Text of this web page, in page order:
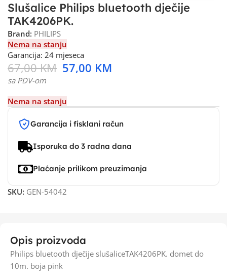
Slušalice Philips bluetooth dječije
TAK4206PK.
Brand: PHILIPS
Nema na stanju
Garancija: 24 mjeseca
67,00KM 57,00 KM
sa PDV-om
Nema na stanju
Garancija i fisklani račun
Isporuka do 3 radna dana
Plaćanje prilikom preuzimanja
SKU: GEN-54042
Opis proizvoda
Philips bluetooth dječije slušaliceTAK4206PK. domet do
10m. boja pink